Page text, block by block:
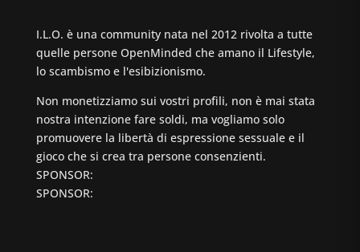
I.L.O. è una community nata nel 2012 rivolta a tutte
quelle persone OpenMinded che amano il Lifestyle,
lo scambismo e l'esibizionismo.
Non monetizziamo sui vostri profili, non è mai stata
nostra intenzione fare soldi, ma vogliamo solo
promuovere la libertà di espressione sessuale e il
gioco che si crea tra persone consenzienti.
SPONSOR:
SPONSOR: